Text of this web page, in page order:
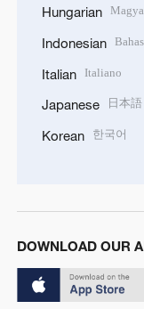
Hungarian
Indonesian
Italian Italiano
Japanese 日本語
Korean 한국어
DOWNLOAD OUR